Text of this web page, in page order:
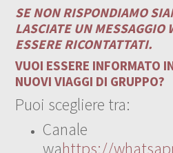
SE NON RISPONDIAMO
LASCIATE UN MESSAGGIO
ESSERE RICONTATTATI.
VUOI ESSERE INFORMATO
NUOVI VIAGGI DI GRUPPO?
Puoi scegliere tra:
Canale
wahttps://